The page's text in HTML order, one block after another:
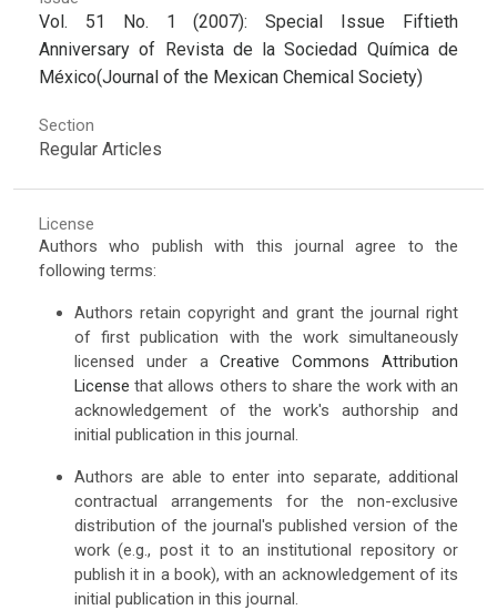
Vol. 51 No. 1 (2007): Special Issue Fiftieth
Anniversary of Revista de la Sociedad Química de
México(Journal of the Mexican Chemical Society)
Section
Regular Articles
License
Authors who publish with this journal agree to the
following terms:
Authors retain copyright and grant the journal right
of first publication with the work simultaneously
licensed under aCreative Commons Attribution
License that allows others to share the work with an
acknowledgement of the work's authorship and
initial publication in this journal.
Authors are able to enter into separate, additional
contractual arrangements for the non-exclusive
distribution of the journal's published version of the
work (e.g., post it to an institutional repository or
publish it in a book), with an acknowledgement of its
initial publication in this journal.